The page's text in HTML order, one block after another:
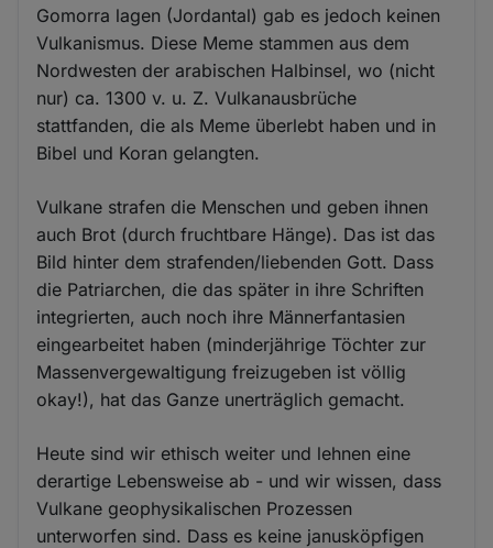
Gomorra lagen (Jordantal) gab es jedoch keinen
Vulkanismus. Diese Meme stammen aus dem
Nordwesten der arabischen Halbinsel, wo (nicht
nur) ca. 1300 v. u. Z. Vulkanausbrüche
stattfanden, die als Meme überlebt haben und in
Bibel und Koran gelangten.
Vulkane strafen die Menschen und geben ihnen
auch Brot (durch fruchtbare Hänge). Das ist das
Bild hinter dem strafenden/liebenden Gott. Dass
die Patriarchen, die das später in ihre Schriften
integrierten, auch noch ihre Männerfantasien
eingearbeitet haben (minderjährige Töchter zur
Massenvergewaltigung freizugeben ist völlig
okay!), hat das Ganze unerträglich gemacht.
Heute sind wir ethisch weiter und lehnen eine
derartige Lebensweise ab - und wir wissen, dass
Vulkane geophysikalischen Prozessen
unterworfen sind. Dass es keine janusköpfigen